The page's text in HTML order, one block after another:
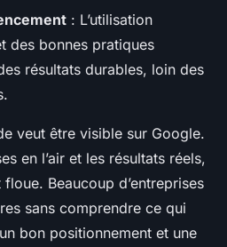
: L’utilisation
des bonnes pratiques
résultats durables, loin des
veut être visible sur Google.
en l’air et les résultats réels,
Beaucoup d’entreprises
sans comprendre ce qui
bon positionnement et une